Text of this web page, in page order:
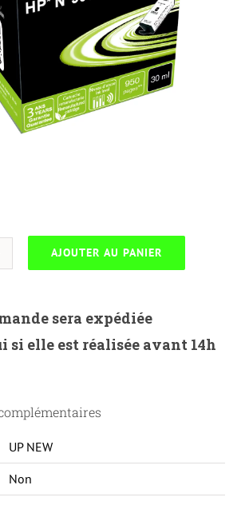
AJOUTER AU PANIER
sera expédiée
si elle est réalisée avant 14h
UP NEW
Non